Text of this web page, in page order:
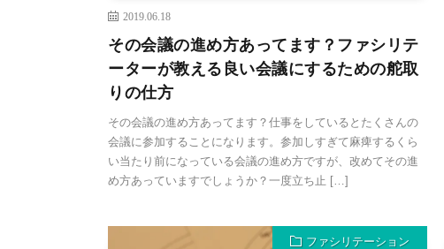
2019.06.18
その会議の進め方あってます？ファシリテ
ーターが教える良い会議にするための舵取
りの仕方
その会議の進め方あってます？仕事をしているとたくさんの
会議に参加することになります。参加しすぎて麻痺するくら
い当たり前になっている会議の進め方ですが、改めてその進
め方あっていますでしょうか？一度立ち止 […]
ファシリテーション